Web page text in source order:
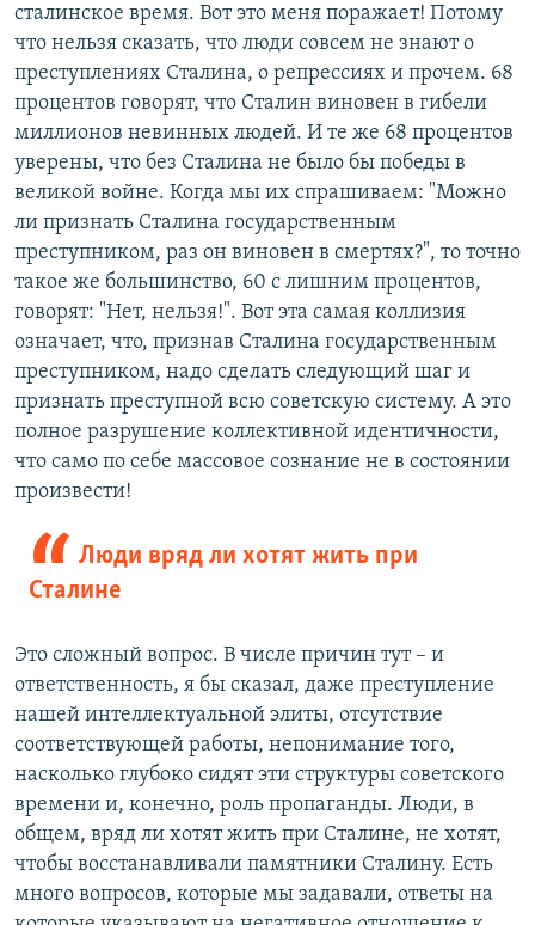
сталинское время. Вот это меня поражает! Потому
что нельзя сказать, что люди совсем не знают о
преступлениях Сталина, о репрессиях и прочем. 68
процентов говорят, что Сталин виновен в гибели
миллионов невинных людей. И те же 68 процентов
уверены, что без Сталина не было бы победы в
великой войне. Когда мы их спрашиваем: "Можно
ли признать Сталина государственным
преступником, раз он виновен в смертях?", то точно
такое же большинство, 60 с лишним процентов,
говорят: "Нет, нельзя!". Вот эта самая коллизия
означает, что, признав Сталина государственным
преступником, надо сделать следующий шаг и
признать преступной всю советскую систему. А это
полное разрушение коллективной идентичности,
что само по себе массовое сознание не в состоянии
произвести!
Люди вряд ли хотят жить при
Сталине
Это сложный вопрос. В числе причин тут – и
ответственность, я бы сказал, даже преступление
нашей интеллектуальной элиты, отсутствие
соответствующей работы, непонимание того,
насколько глубоко сидят эти структуры советского
времени и, конечно, роль пропаганды. Люди, в
общем, вряд ли хотят жить при Сталине, не хотят,
чтобы восстанавливали памятники Сталину. Есть
много вопросов, которые мы задавали, ответы на